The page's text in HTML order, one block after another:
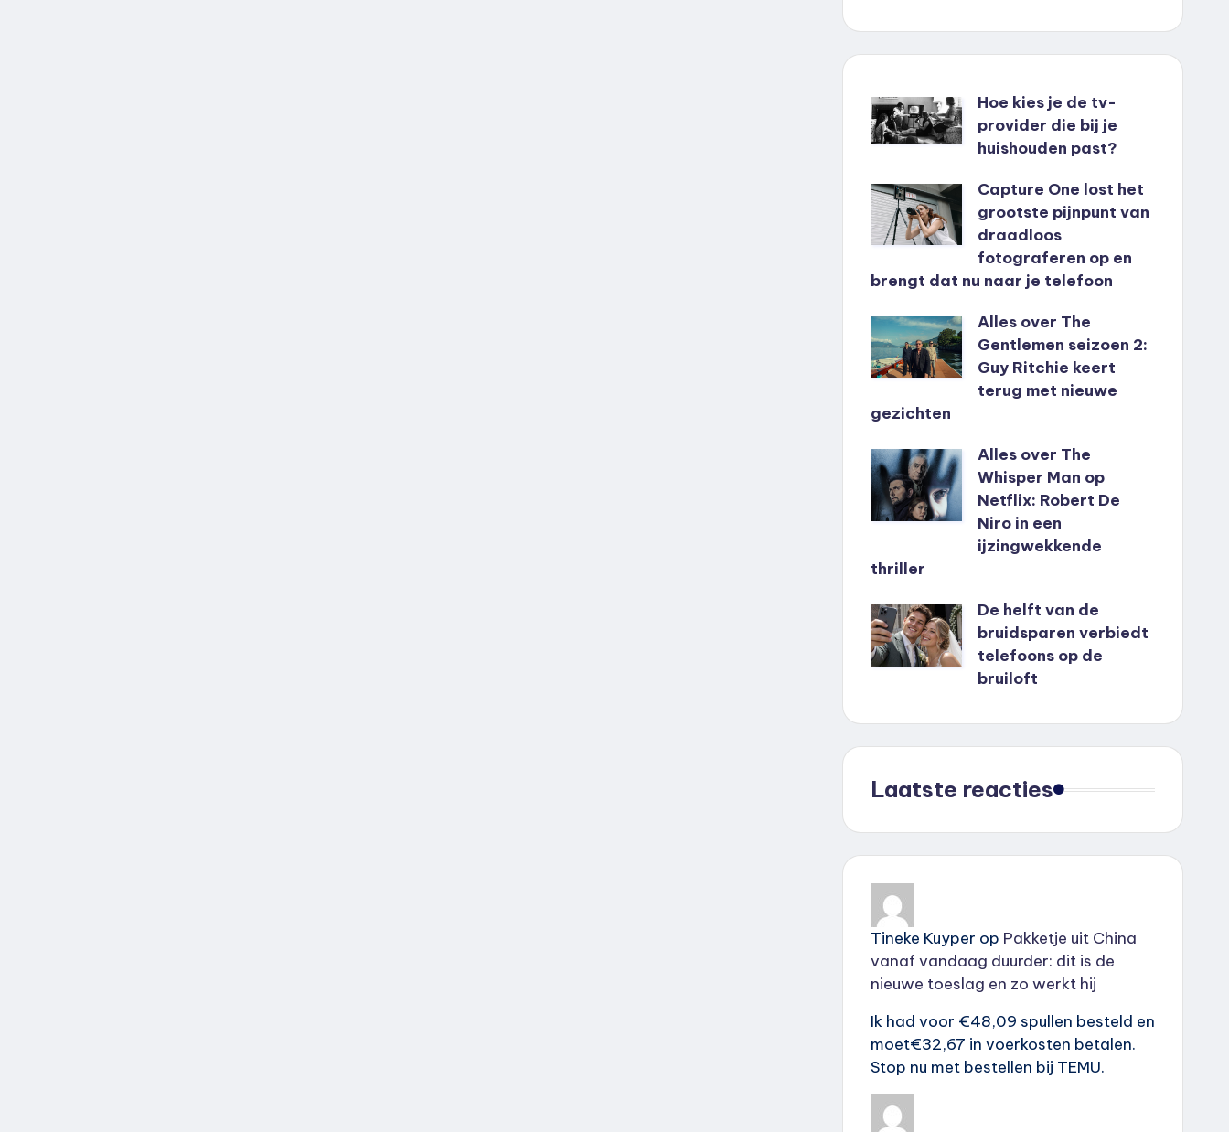
Hoe kies je de tv-
provider die bij je
huishouden past?
Capture One lost het
grootste pijnpunt van
draadloos
fotograferen op en
brengt dat nu naar je telefoon
Alles over The
Gentlemen seizoen 2:
Guy Ritchie keert
terug met nieuwe
gezichten
Alles over The
Whisper Man op
Netflix: Robert De
Niro in een
ijzingwekkende
thriller
De helft van de
bruidsparen verbiedt
telefoons op de
bruiloft
Laatste reacties
Tineke Kuyper op Pakketje uit China
vanaf vandaag duurder: dit is de
nieuwe toeslag en zo werkt hij
Ik had voor €48,09 spullen besteld en
moet€32,67 in voerkosten betalen.
Stop nu met bestellen bij TEMU.